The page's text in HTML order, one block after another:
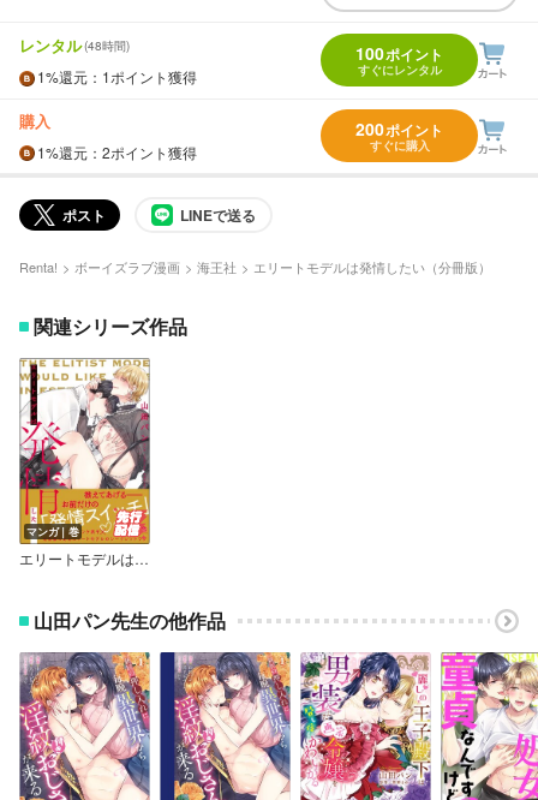
レンタル(48時間)
1%還元 ：1ポイント獲得
100ポイント
すぐにレンタル
購入
1%還元 ：2ポイント獲得
200ポイント
すぐに購入
ポスト LINEで送る
Renta! ボーイズラブ漫画 海王社 エリートモデルは発情したい（分冊版）
関連シリーズ作品
マンガ｜巻
エリートモデルは発情したい【電子限定かきおろし漫画付】
山田パン先生の他作品